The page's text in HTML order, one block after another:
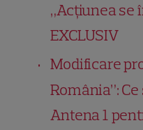
„Acțiunea se
EXCLUSIV
Modificare
România”:
Antena 1